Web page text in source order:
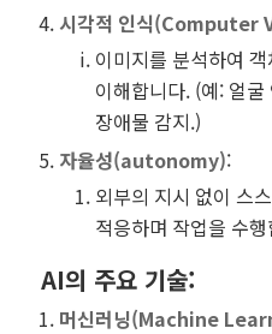
시각적 인식(Computer
이미지를 분석하여
이해합니다. (예: 얼
장애물 감지.)
자율성(autonomy):
외부의 지시 없이 스
적응하며 작업을 수
AI의 주요 기술:
머신러닝(Machine